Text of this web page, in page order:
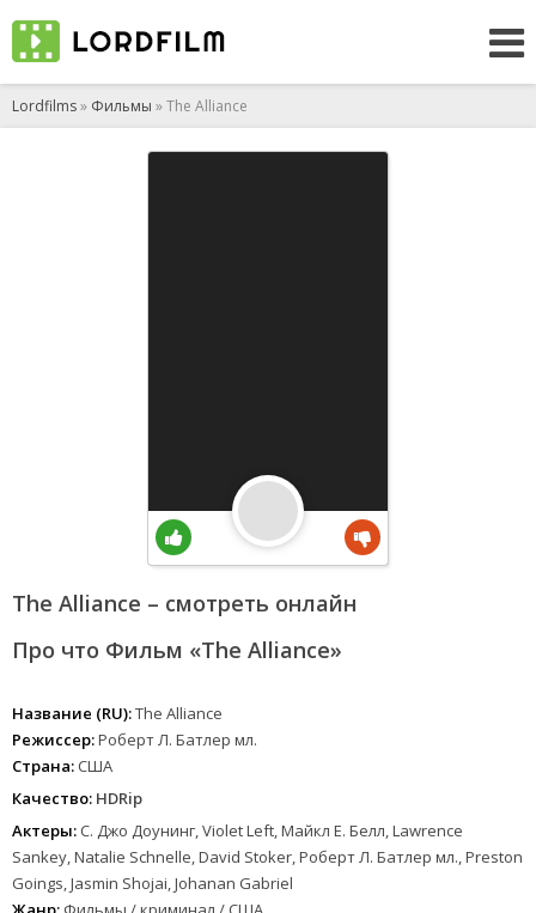
Lordfilms» Фильмы » The Alliance
The Alliance – смотреть онлайн
Про что Фильм «The Alliance»
Название (RU):The Alliance
Режиссер:Роберт Л. Батлер мл.
Страна: США
Качество: HDRip
Актеры: С. Джо Доунинг, Violet Left, Майкл Е. Белл, Lawrence
Sankey, Natalie Schnelle, David Stoker, Роберт Л. Батлер мл., Preston
Goings, Jasmin Shojai, Johanan Gabriel